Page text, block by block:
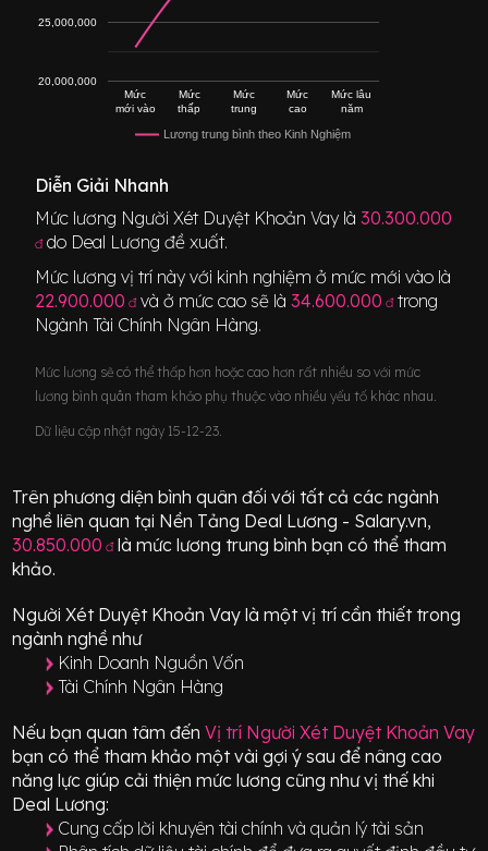
Lương trung bình theo Kinh Nghiệm
Mức
mới vào
Mức
thấp
Mức
trung
Mức
cao
Mức lâu
năm
20,000,000
25,000,000
Diễn Giải Nhanh
Mức lương Người Xét Duyệt Khoản Vay là30.300.000
đdo Deal Lương đề xuất.
Mức lương vị trí này với kinh nghiệm ở mức mới vào là
22.900.000 đ và ở mức cao sẽ là34.600.000 đ trong
NgànhTài Chính Ngân Hàng.
Mức lương sẽ có thể thấp hơn hoặc cao hơn rất nhiều so với mức
lương bình quân tham khảo phụ thuộc vào nhiều yếu tố khác nhau.
Dữ liệu cập nhật ngày 15-12-23.
Trên phương diện bình quân đối với tất cả các ngành
nghề liên quan tại Nền Tảng Deal Lương - Salary.vn,
30.850.000 đlà mức lương trung bình bạn có thể tham
khảo.
Người Xét Duyệt Khoản Vay là một vị trícần thiết trong
ngành nghề như
Kinh Doanh Nguồn Vốn
Tài Chính Ngân Hàng
Nếu bạn quan tâm đến Vị trí Người Xét Duyệt Khoản Vay
bạn có thể tham khảo một vài gợi ý sau để nâng cao
năng lực giúp cải thiện mức lương cũng như vị thế khi
Deal Lương:
Cung cấp lời khuyên tài chính và quản lý tài sản